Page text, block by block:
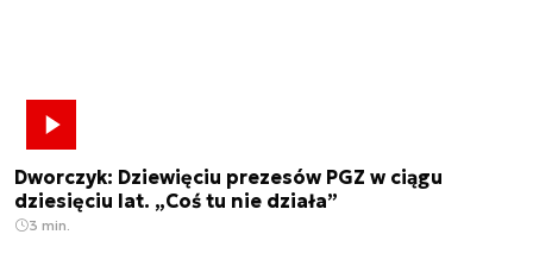
Dworczyk: Dziewięciu prezesów PGZ w ciągu
dziesięciu lat. „Coś tu nie działa”
3 min.